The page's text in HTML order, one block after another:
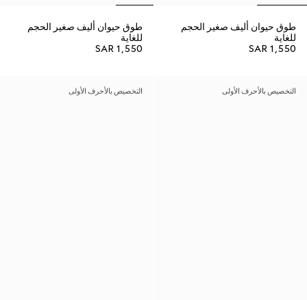
طوق حيوان أليف صغير الحجم
للغاية
SAR 1,550
طوق حيوان أليف صغير الحجم
للغاية
SAR 1,550
التخصيص بالأحرف الأولى التخصيص بالأحرف الأولى